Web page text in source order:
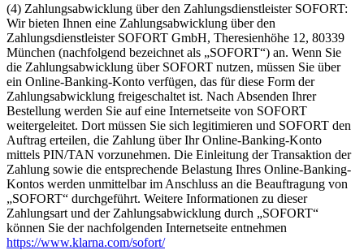
(4) Zahlungsabwicklung über den Zahlungsdienstleister SOFORT:
Wir bieten Ihnen eine Zahlungsabwicklung über den
Zahlungsdienstleister SOFORT GmbH, Theresienhöhe 12, 80339
München (nachfolgend bezeichnet als „SOFORT“) an. Wenn Sie
die Zahlungsabwicklung über SOFORT nutzen, müssen Sie über
ein Online-Banking-Konto verfügen, das für diese Form der
Zahlungsabwicklung freigeschaltet ist. Nach Absenden Ihrer
Bestellung werden Sie auf eine Internetseite von SOFORT
weitergeleitet. Dort müssen Sie sich legitimieren und SOFORT den
Auftrag erteilen, die Zahlung über Ihr Online-Banking-Konto
mittels PIN/TAN vorzunehmen. Die Einleitung der Transaktion der
Zahlung sowie die entsprechende Belastung Ihres Online-Banking-
Kontos werden unmittelbar im Anschluss an die Beauftragung von
„SOFORT“ durchgeführt. Weitere Informationen zu dieser
Zahlungsart und der Zahlungsabwicklung durch „SOFORT“
können Sie der nachfolgenden Internetseite entnehmen
https://www.klarna.com/sofort/